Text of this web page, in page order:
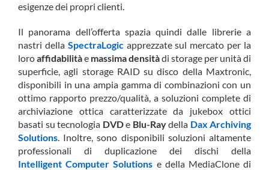
esigenze dei propri clienti.
Il panorama dell’offerta spazia quindi dalle librerie a
nastri della SpectraLogicapprezzate sul mercato per la
loroaffidabilitàe massima densitàdi storage per unità di
superficie, agli storage RAID su disco della Maxtronic,
disponibili in una ampia gamma di combinazioni con un
ottimo rapporto prezzo/qualità, a soluzioni complete di
archiviazione ottica caratterizzate da jukebox ottici
basati su tecnologia DVDe Blu-Raydella Dax Archiving
Solutions. Inoltre, sono disponibili soluzioni altamente
professionali di duplicazione dei dischi della
Intelligent Computer Solutions e della MediaClone di